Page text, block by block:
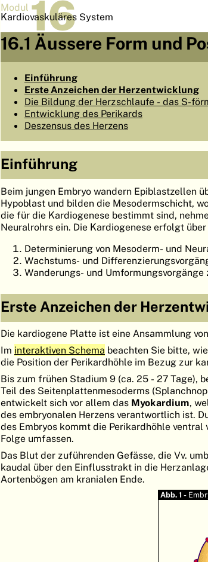
Modul 16
Kardiovaskuläres System
16.1 Äussere Form und
Einführung
Erste Anzeichen der Herzentwicklung
Die Bildung der Herzschlaufe - das S-
Entwicklung des Perikards
Deszensus des Herzens
Einführung
Beim jungen Embryo wandern Epiblastzellen
Hypoblast und bilden die Mesodermschicht,
die für die Kardiogenese bestimmt sind,
Neuralrohrs ein. Die Kardiogenese erfolgt
Determinierung von Mesoderm- und
Wachstums- und
Wanderungs- und
Erste Anzeichen der
Die kardiogene Platte ist eine Ansammlung
Im interaktiven Schema beachten Sie bitte,
die Position der Perikardhöhle im Bezug zur
Bis zum frühen Stadium 9 (ca. 25 - 27 Tage),
Teil des Seitenplattenmesoderms
entwickelt sich vor allem das Myokardium,
des embryonalen Herzens verantwortlich ist.
des Embryos kommt die Perikardhöhle
Folge umfassen.
Das Blut der zuführenden Gefässe, die Vv.
kaudal über den Einflusstrakt in die
Aortenbögen am kranialen Ende.
Abb. 1 -